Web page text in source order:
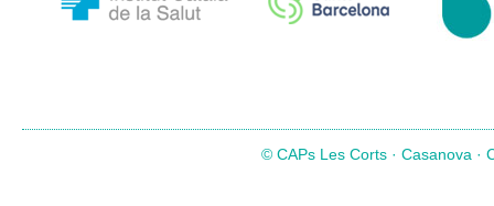
© CAPs Les Corts · Casanova ·